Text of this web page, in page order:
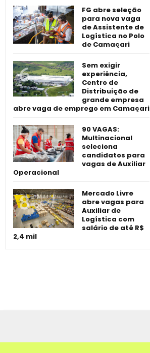
FG abre seleção
para nova vaga
de Assistente de
Logística no Polo
de Camaçari
Sem exigir
experiência,
Centro de
Distribuição de
grande empresa
abre vaga de emprego em Camaçari
90 VAGAS:
Multinacional
seleciona
candidatos para
vagas de Auxiliar
Operacional
Mercado Livre
abre vagas para
Auxiliar de
Logística com
salário de até R$
2,4 mil